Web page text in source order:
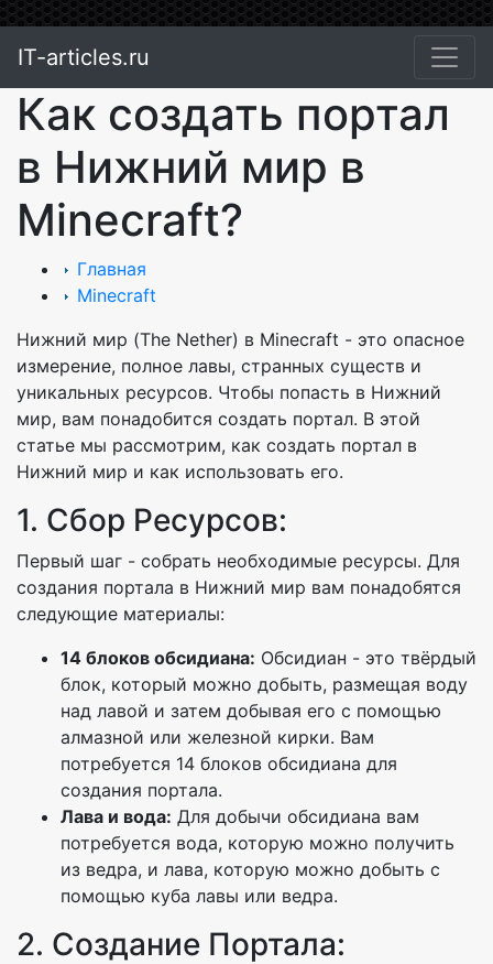
IT-articles.ru
Как создать портал
в Нижний мир в
Minecraft?
Главная
Minecraft
Нижний мир (The Nether) в Minecraft - это опасное
измерение, полное лавы, странных существ и
уникальных ресурсов. Чтобы попасть в Нижний
мир, вам понадобится создать портал. В этой
статье мы рассмотрим, как создать портал в
Нижний мир и как использовать его.
1. Сбор Ресурсов:
Первый шаг - собрать необходимые ресурсы. Для
создания портала в Нижний мир вам понадобятся
следующие материалы:
14 блоков обсидиана: Обсидиан - это твёрдый
блок, который можно добыть, размещая воду
над лавой и затем добывая его с помощью
алмазной или железной кирки. Вам
потребуется 14 блоков обсидиана для
создания портала.
Лава и вода: Для добычи обсидиана вам
потребуется вода, которую можно получить
из ведра, и лава, которую можно добыть с
помощью куба лавы или ведра.
2. Создание Портала: